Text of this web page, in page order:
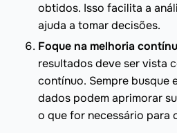
obtidos. Isso facilita a
ajuda a tomar decisões.
Foque na melhoria
resultados deve ser vista
contínuo. Sempre busque
dados podem aprimorar
o que for necessário para